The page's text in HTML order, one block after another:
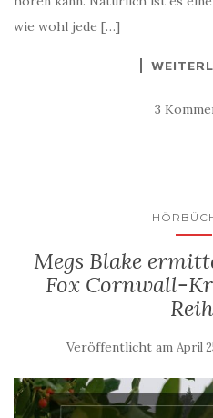
wie wohl jede […]
3
Megs Blake
Fox Cornwall-
Veröffentlicht am April